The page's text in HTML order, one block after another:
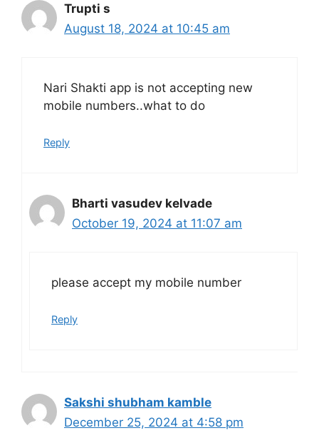
Trupti s
August 18, 2024 at 10:45 am
Nari Shakti app is not accepting new
mobile numbers..what to do
Reply
Bharti vasudev kelvade
October 19, 2024 at 11:07 am
please accept my mobile number
Reply
Sakshi shubham kamble
December 25, 2024 at 4:58 pm